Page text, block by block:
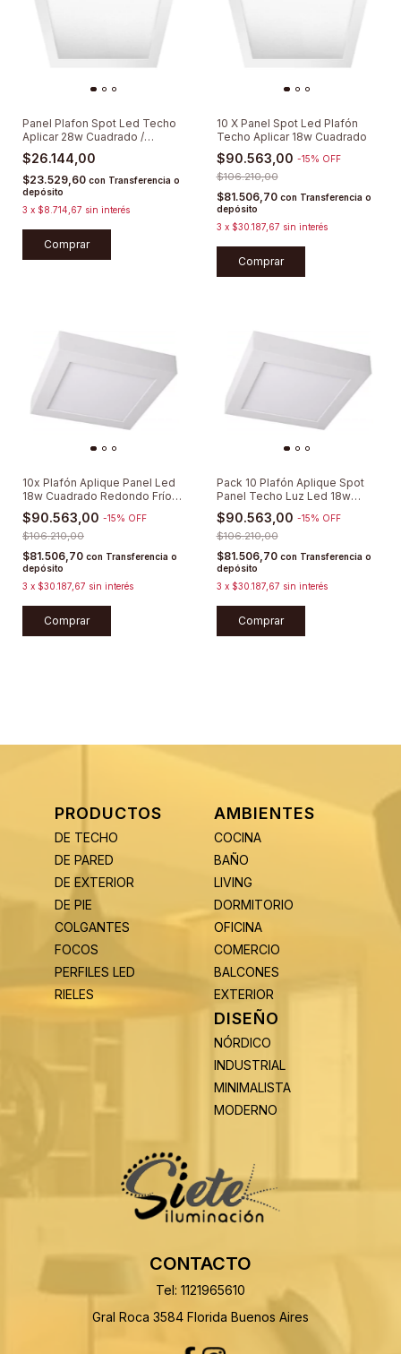
Panel Plafon Spot Led Techo
Aplicar 28w Cuadrado /
Circular
$26.144,00
$23.529,60 con Transferencia o
depósito
3 x $8.714,67 sin interés
Comprar
10 X Panel Spot Led Plafón
Techo Aplicar 18w Cuadrado
$90.563,00 -15% OFF
$106.210,00
$81.506,70 con Transferencia o
depósito
3 x $30.187,67 sin interés
Comprar
10x Plafón Aplique Panel Led
18w Cuadrado Redondo Frío
Cálid
$90.563,00 -15% OFF
$106.210,00
$81.506,70 con Transferencia o
depósito
3 x $30.187,67 sin interés
Comprar
Pack 10 Plafón Aplique Spot
Panel Techo Luz Led 18w
Cuadrado
$90.563,00 -15% OFF
$106.210,00
$81.506,70 con Transferencia o
depósito
3 x $30.187,67 sin interés
Comprar
PRODUCTOS
DE TECHO
DE PARED
DE EXTERIOR
DE PIE
COLGANTES
FOCOS
PERFILES LED
RIELES
AMBIENTES
COCINA
BAÑO
LIVING
DORMITORIO
OFICINA
COMERCIO
BALCONES
EXTERIOR
DISEÑO
NÓRDICO
INDUSTRIAL
MINIMALISTA
MODERNO
CONTACTO
Tel: 1121965610
Gral Roca 3584 Florida Buenos Aires